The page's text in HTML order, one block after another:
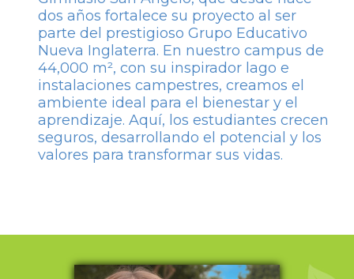
dos años fortalece su proyecto al ser
parte del prestigioso Grupo Educativo
Nueva Inglaterra. En nuestro campus de
44,000 m², con su inspirador lago e
instalaciones campestres, creamos el
ambiente ideal para el bienestar y el
aprendizaje. Aquí, los estudiantes crecen
seguros, desarrollando el potencial y los
valores para transformar sus vidas.